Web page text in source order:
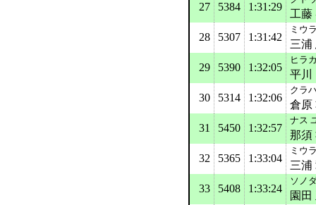
27
5384 1:31:29
工藤
28
5307 1:31:42
ミウ
三浦
29
5390 1:32:05
ヒラ
平
30
5314 1:32:06
クラ
倉原
31
5450 1:32:57
ナス
那須
32
5365 1:33:04
ミウ
三浦
33
5408 1:33:24
ソノ
園田